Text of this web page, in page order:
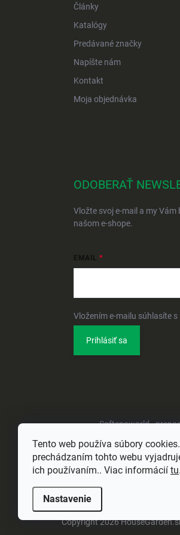
Tento web používa súbory
prechádzaním tohto webu
ich používaním.. Viac informácií tu.
Nastavenie
Články
Katalógy
Predávané značky
Napíšte nám
Kontakt
Moja objednávka
ODOBERAŤ
Vložte svoj e-mail a my
našom e-shope.
EMAIL
Vložením e-mailu súhlasíte s
Prihlásiť sa
Softspaworld -
Copyright 2026